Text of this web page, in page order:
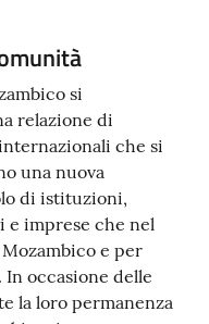
si
relazione di
che si
una nuova
di istituzioni,
e imprese che nel
e per
occasione delle
la loro permanenza